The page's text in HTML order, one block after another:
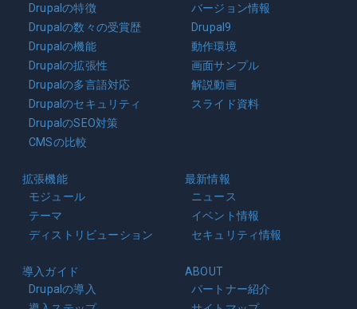
Drupalの特徴
Drupalの数々の受賞歴
Drupalの機能
Drupalの拡張性
Drupalの多言語対応
Drupalのセキュリティ
DrupalのSEO対策
CMSの比較
バージョン情報
Drupal9
動作環境
画面サンプル
解説動画
スライド資料
拡張機能
モジュール
テーマ
ディストリビューション
最新情報
ニュース
イベント情報
セキュリティ情報
導入ガイド
Drupalの導入
ABOUT
パートナー紹介